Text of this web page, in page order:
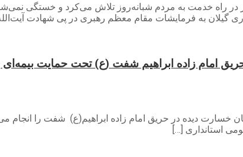
راه خدمت به مردم شبانه‌روز تلاش می‌کرد و خستگی
گیلان به فرمایشات مقام معظم رهبری در پی شهادت
امام زاده ابراهیم شفت (ع) تحت حمایت بیمه‌ای
خسارت دیده در حریق امام زاده ابراهیم(ع) شفت را
استانداری […]